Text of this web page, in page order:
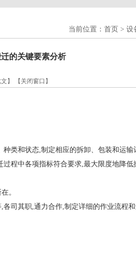
当前位置： 首页 > 设
的关键要素分析
】 【关闭窗口】
类和状态,制定相应的拆卸、包装和运输
程中各项指标符合要求,最大限度地降低
。
司其职,通力合作,制定详细的作业流程